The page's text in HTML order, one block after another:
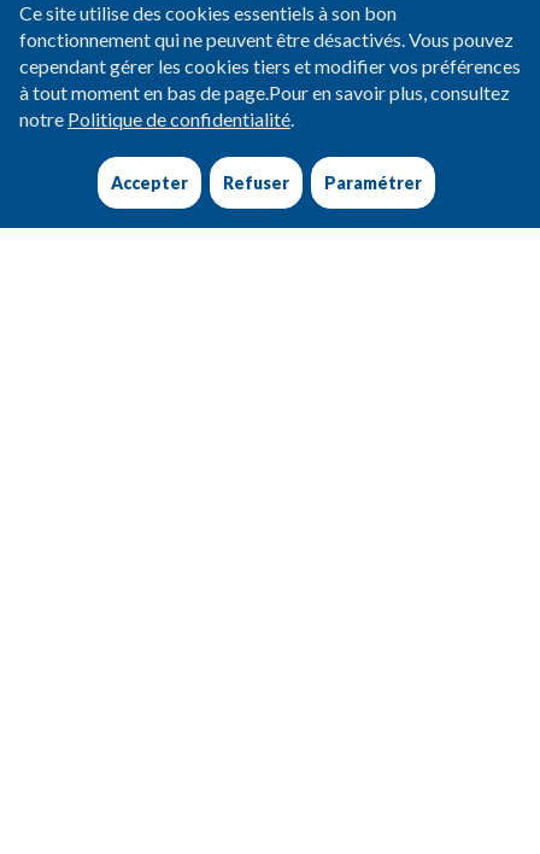
Ce site utilise des cookies essentiels à son bon
fonctionnement qui ne peuvent être désactivés. Vous pouvez
cependant gérer les cookies tiers et modifier vos préférences
à tout moment en bas de page.Pour en savoir plus, consultez
notre Politique de confidentialité.
Accepter Refuser Paramétrer
Transparence financière
Notre action
Publics accompagnés
Domaines d’action et ODD
Nos programmes sur le terrain
Pays d’action